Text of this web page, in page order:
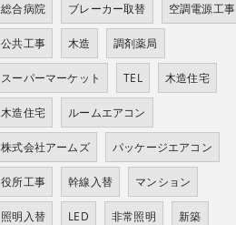
総合病院 ブレーカー取替 空調電源工事
公共工事 木造 調剤薬局
スーパーマーケット TEL 木造住宅
木造住宅 ルームエアコン
株式会社アームズ パッケージエアコン
役所工事 幹線入替 マンション
照明入替 LED 非常照明 新築